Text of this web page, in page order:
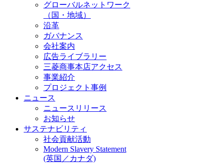
グローバルネットワーク
（国・地域）
沿革
ガバナンス
会社案内
広告ライブラリー
三菱商事本店アクセス
事業紹介
プロジェクト事例
ニュース
ニュースリリース
お知らせ
サステナビリティ
社会貢献活動
Modern Slavery Statement
(英国／カナダ)